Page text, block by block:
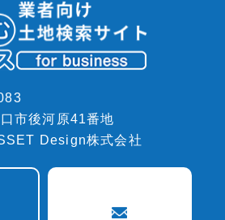
市後河原41番地
Design株式会社